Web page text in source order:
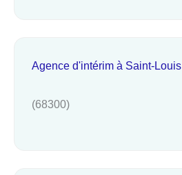
Agence d'intérim à Saint-Louis
(68300)